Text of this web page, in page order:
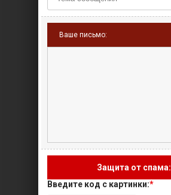
Ваше письмо:
Защита от спама:
Введите код с картинки:*